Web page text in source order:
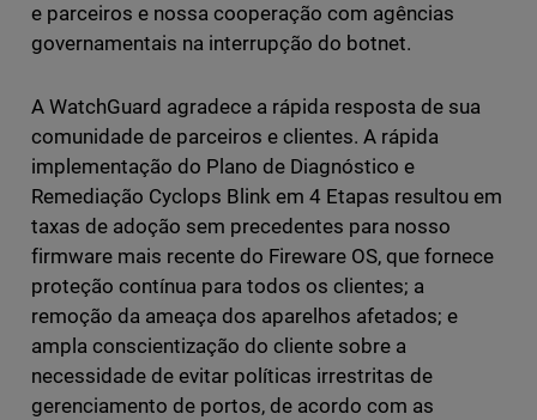
e parceiros e nossa cooperação com agências
governamentais na interrupção do botnet.
A WatchGuard agradece a rápida resposta de sua
comunidade de parceiros e clientes. A rápida
implementação do Plano de Diagnóstico e
Remediação Cyclops Blink em 4 Etapas resultou em
taxas de adoção sem precedentes para nosso
firmware mais recente do Fireware OS, que fornece
proteção contínua para todos os clientes; a
remoção da ameaça dos aparelhos afetados; e
ampla conscientização do cliente sobre a
necessidade de evitar políticas irrestritas de
gerenciamento de portos, de acordo com as